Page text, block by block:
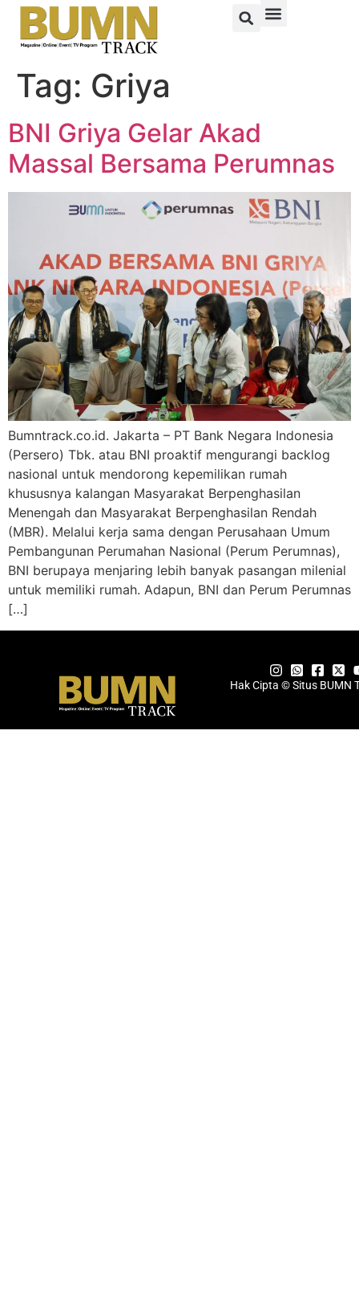
Tag: Griya
BNI Griya Gelar Akad
Massal Bersama Perumnas
Bumntrack.co.id. Jakarta – PT Bank Negara Indonesia
(Persero) Tbk. atau BNI proaktif mengurangi backlog
nasional untuk mendorong kepemilikan rumah
khususnya kalangan Masyarakat Berpenghasilan
Menengah dan Masyarakat Berpenghasilan Rendah
(MBR). Melalui kerja sama dengan Perusahaan Umum
Pembangunan Perumahan Nasional (Perum Perumnas),
BNI berupaya menjaring lebih banyak pasangan milenial
untuk memiliki rumah. Adapun, BNI dan Perum Perumnas
[…]
Hak Cipta © Situs BUMN